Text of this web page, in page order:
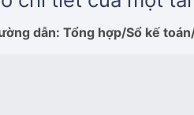
dẫn: Tổng hợp/Sổ kế